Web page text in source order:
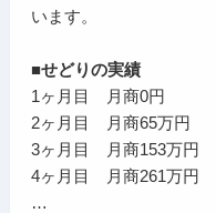
います。
■せどりの実績
1ヶ月目 月商0円
2ヶ月目 月商65万円
3ヶ月目 月商153万円
4ヶ月目 月商261万円
…